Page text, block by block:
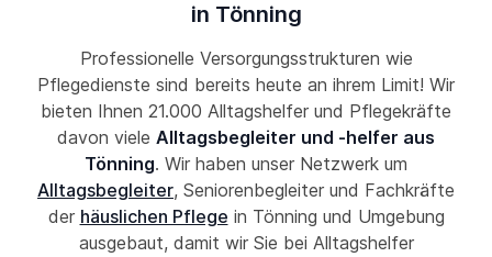
in Tönning
Professionelle Versorgungsstrukturen wie
Pflegedienste sind bereits heute an ihrem Limit! Wir
bieten Ihnen 21.000 Alltagshelfer und Pflegekräfte
davon viele Alltagsbegleiter und -helfer aus
Tönning. Wir haben unser Netzwerk um
Alltagsbegleiter, Seniorenbegleiter und Fachkräfte
der häuslichen Pflege in Tönning und Umgebung
ausgebaut, damit wir Sie bei Alltagshelfer